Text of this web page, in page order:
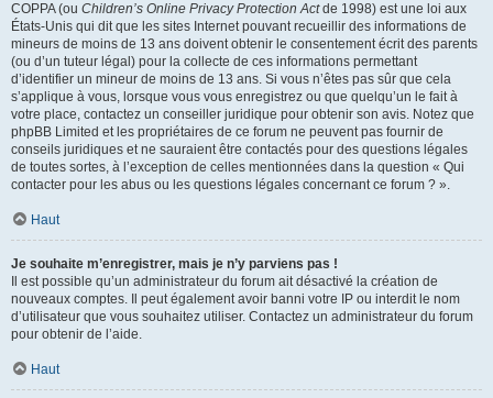
COPPA (ou Children’s Online Privacy Protection Actde 1998) est une loi aux
États-Unis qui dit que les sites Internet pouvant recueillir des informations de
mineurs de moins de 13 ans doivent obtenir le consentement écrit des parents
(ou d’un tuteur légal) pour la collecte de ces informations permettant
d’identifier un mineur de moins de 13 ans. Si vous n’êtes pas sûr que cela
s’applique à vous, lorsque vous vous enregistrez ou que quelqu’un le fait à
votre place, contactez un conseiller juridique pour obtenir son avis. Notez que
phpBB Limited et les propriétaires de ce forum ne peuvent pas fournir de
conseils juridiques et ne sauraient être contactés pour des questions légales
de toutes sortes, à l’exception de celles mentionnées dans la question « Qui
contacter pour les abus ou les questions légales concernant ce forum ? ».
Haut
Je souhaite m’enregistrer, mais je n’y parviens pas !
Il est possible qu’un administrateur du forum ait désactivé la création de
nouveaux comptes. Il peut également avoir banni votre IP ou interdit le nom
d’utilisateur que vous souhaitez utiliser. Contactez un administrateur du forum
pour obtenir de l’aide.
Haut